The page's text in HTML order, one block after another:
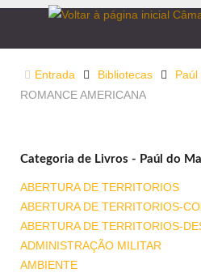
Entrada Bibliotecas
ROMANCE AMERICANA
Categoria de Livros - Paúl do
ABERTURA DE TERRITORIOS
ABERTURA DE TERRITORIOS-
ABERTURA DE TERRITORIOS-
ADMINISTRAÇÃO MILITAR
AMBIENTE